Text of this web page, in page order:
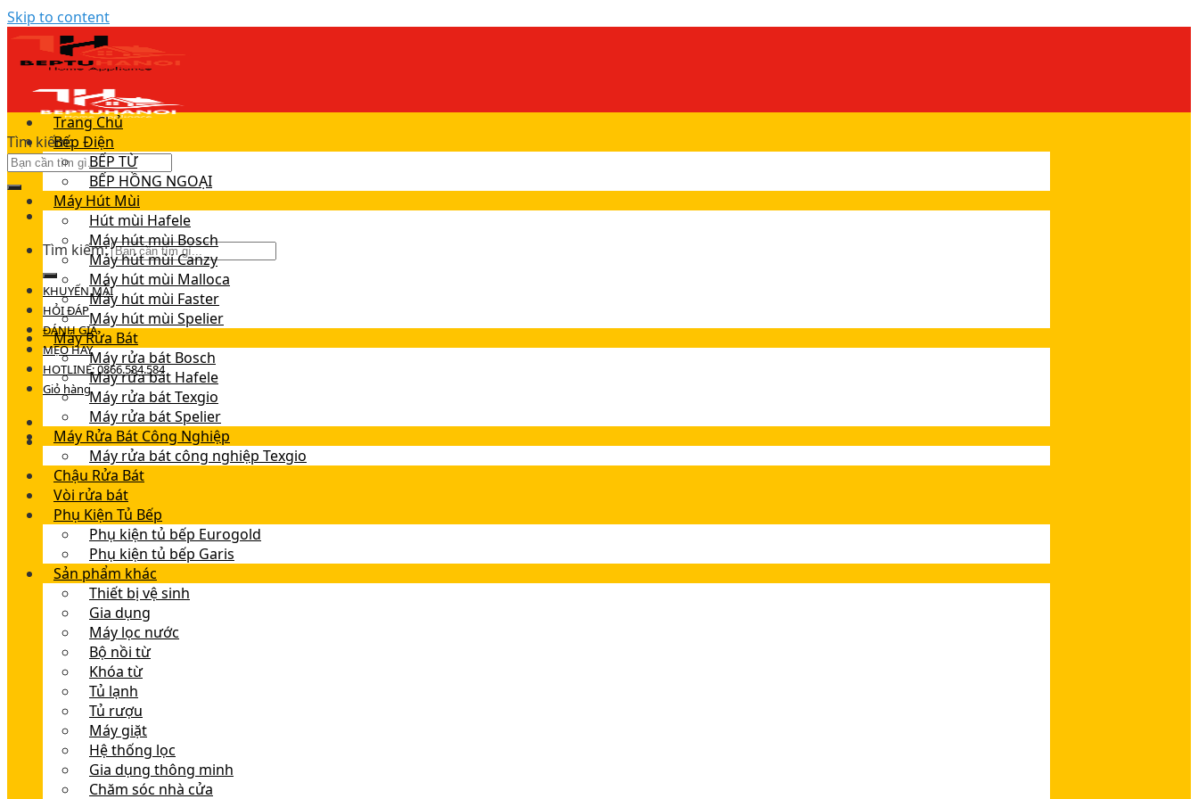
Skip to content
Tìm kiếm:
Tìm kiếm:
KHUYẾN MÃI
HỎI ĐÁP
ĐÁNH GIÁ
MẸO HAY
HOTLINE: 0866.584.584
Giỏ hàng
Trang Chủ
Bếp Điện
BẾP TỪ
BẾP HỒNG NGOẠI
Máy Hút Mùi
Hút mùi Hafele
Máy hút mùi Bosch
Máy hút mùi Canzy
Máy hút mùi Malloca
Máy hút mùi Faster
Máy hút mùi Spelier
Máy Rửa Bát
Máy rửa bát Bosch
Máy rửa bát Hafele
Máy rửa bát Texgio
Máy rửa bát Spelier
Máy Rửa Bát Công Nghiệp
Máy rửa bát công nghiệp Texgio
Chậu Rửa Bát
Vòi rửa bát
Phụ Kiện Tủ Bếp
Phụ kiện tủ bếp Eurogold
Phụ kiện tủ bếp Garis
Sản phẩm khác
Thiết bị vệ sinh
Gia dụng
Máy lọc nước
Bộ nồi từ
Khóa từ
Tủ lạnh
Tủ rượu
Máy giặt
Hệ thống lọc
Gia dụng thông minh
Chăm sóc nhà cửa